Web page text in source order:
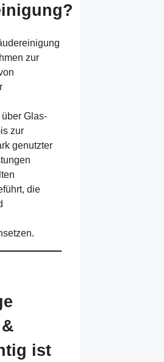
zur
Glas-
zur
genutzter
die
ist